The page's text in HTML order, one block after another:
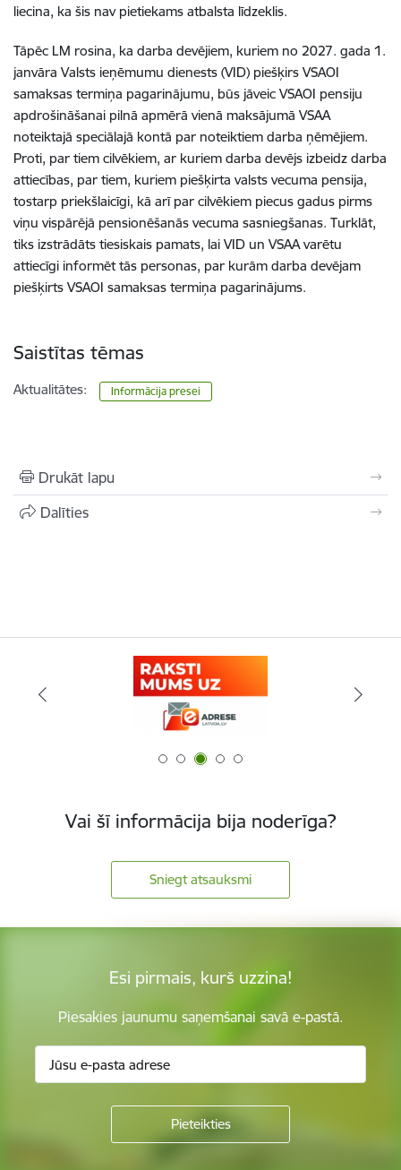
liecina, ka šis nav pietiekams atbalsta līdzeklis.
Tāpēc LM rosina, ka darba devējiem, kuriem no 2027. gada 1.
janvāra Valsts ieņēmumu dienests (VID) piešķirs VSAOI
samaksas termiņa pagarinājumu, būs jāveic VSAOI pensiju
apdrošināšanai pilnā apmērā vienā maksājumā VSAA
noteiktajā speciālajā kontā par noteiktiem darba ņēmējiem.
Proti, par tiem cilvēkiem, ar kuriem darba devējs izbeidz darba
attiecības, par tiem, kuriem piešķirta valsts vecuma pensija,
tostarp priekšlaicīgi, kā arī par cilvēkiem piecus gadus pirms
viņu vispārējā pensionēšanās vecuma sasniegšanas. Turklāt,
tiks izstrādāts tiesiskais pamats, lai VID un VSAA varētu
attiecīgi informēt tās personas, par kurām darba devējam
piešķirts VSAOI samaksas termiņa pagarinājums.
Saistītas tēmas
Aktualitātes: Informācija presei
Drukāt lapu
Dalīties
Vai šī informācija bija noderīga?
Sniegt atsauksmi
Esi pirmais, kurš uzzina!
Piesakies jaunumu saņemšanai savā e-pastā.